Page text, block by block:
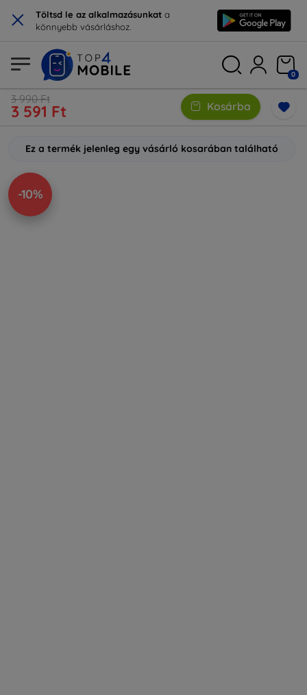
× Töltsd le az alkalmazásunkat a
könnyebb vásárláshoz.
0
3 990 Ft
3 591 Ft Kosárba
Ez a termék jelenleg egy vásárló kosarában található
-10%